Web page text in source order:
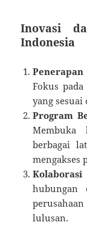
Inovasi
Indonesia
Fokus
yang
Program
Membuka
berbagai
mengakses
hubungan
lulusan.